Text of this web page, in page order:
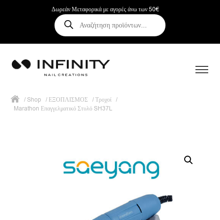
Δωρεάν Μεταφορικά με αγορές άνω των 50€
Αναζήτηση
προϊόντων
/Shop / ΕΞΟΠΛΙΣΜΟΣ /Τροχοί /
Marathon Επαγγελματικό Στυλό SH37L